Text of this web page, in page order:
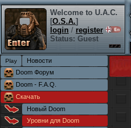
Welcome to U.A.C.
[O.S.A.]
login / register
Status: Guest
Новости
Doom Форум
Doom - F.A.Q.
Скачать
Новый Doom
Уровни для Doom